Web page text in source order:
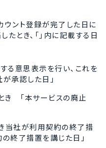
ウント登録が完了した日に
とき、「」内に記載する日
る意思表示を行い、これを
承認した日」
き 「本サービスの廃止
当社が利用契約の終了措
終了措置を講じた日」